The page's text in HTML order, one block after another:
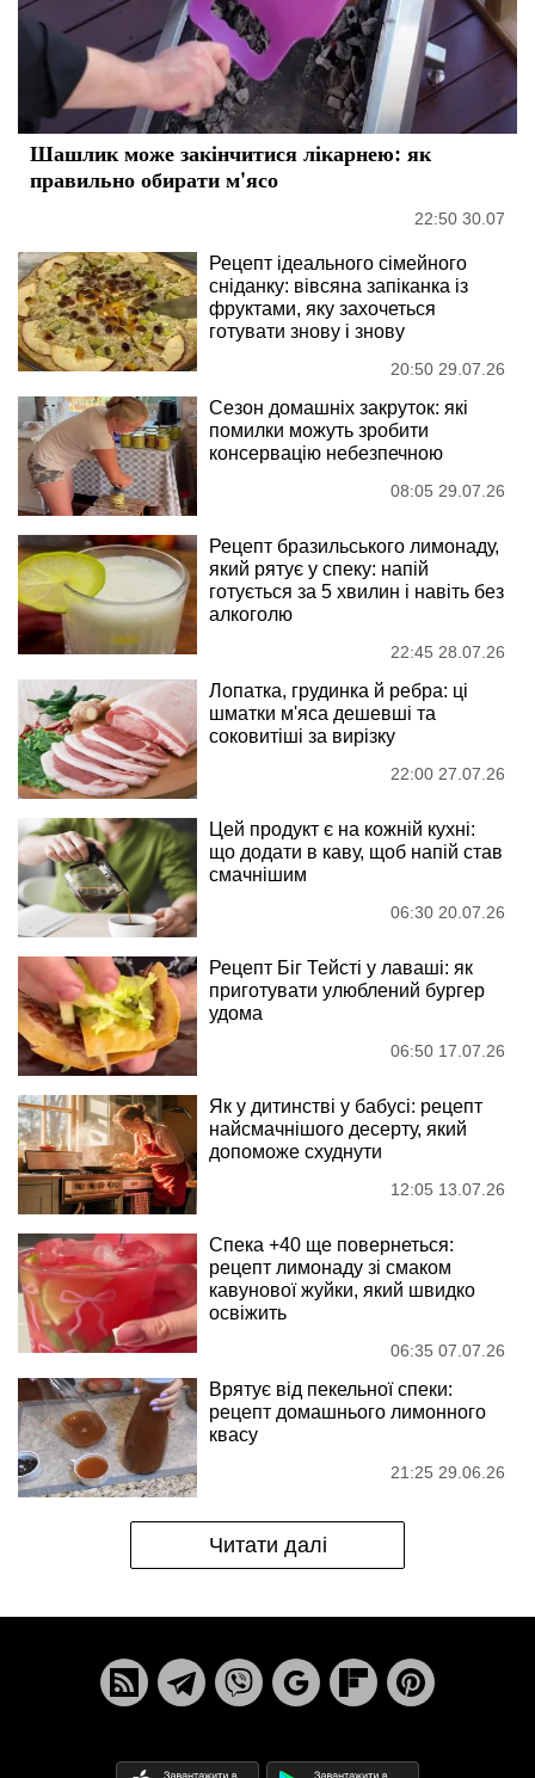
Шашлик може закінчитися лікарнею: як
правильно обирати м'ясо
22:50 30.07
Рецепт ідеального сімейного
сніданку: вівсяна запіканка із
фруктами, яку захочеться
готувати знову і знову
20:50 29.07.26
Сезон домашніх закруток: які
помилки можуть зробити
консервацію небезпечною
08:05 29.07.26
Рецепт бразильського лимонаду,
який рятує у спеку: напій
готується за 5 хвилин і навіть без
алкоголю
22:45 28.07.26
Лопатка, грудинка й ребра: ці
шматки м'яса дешевші та
соковитіші за вирізку
22:00 27.07.26
Цей продукт є на кожній кухні:
що додати в каву, щоб напій став
смачнішим
06:30 20.07.26
Рецепт Біг Тейсті у лаваші: як
приготувати улюблений бургер
удома
06:50 17.07.26
Як у дитинстві у бабусі: рецепт
найсмачнішого десерту, який
допоможе схуднути
12:05 13.07.26
Спека +40 ще повернеться:
рецепт лимонаду зі смаком
кавунової жуйки, який швидко
освіжить
06:35 07.07.26
Врятує від пекельної спеки:
рецепт домашнього лимонного
квасу
21:25 29.06.26
Читати далі